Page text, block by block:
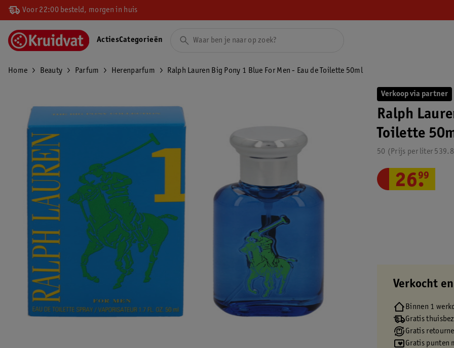
Voor 22:00 besteld, morgen in huis
ActiesCategorieën
Home Beauty Parfum Herenparfum Ralph Lauren Big Pony 1 Blue For Men - Eau de Toilette 50ml
Verkoop via partner
Ralph
Toilette
50 539.8
Prijs per liter
26.
99
Verkocht
Binnen 1
Gratis
Gratis
Gratis punten